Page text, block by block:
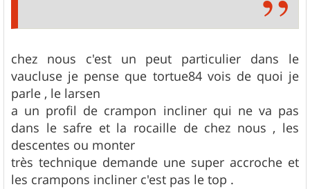
chez nous c'est un peut particulier dans le
vaucluse je pense que tortue84 vois de quoi je
parle , le larsen
a un profil de crampon incliner qui ne va pas
dans le safre et la rocaille de chez nous , les
descentes ou monter
très technique demande une super accroche et
les crampons incliner c'est pas le top .